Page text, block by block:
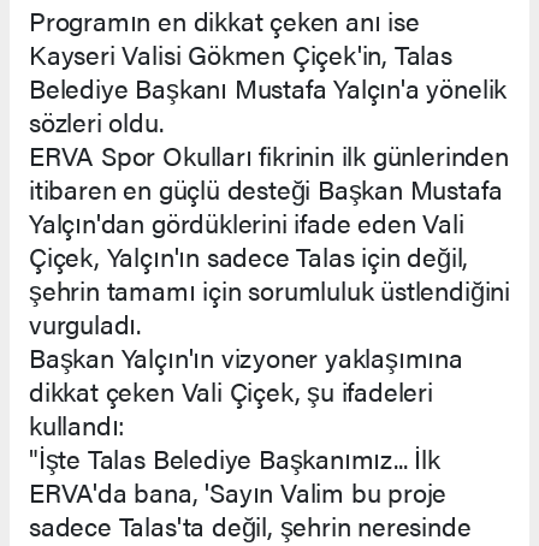
Programın en dikkat çeken anı ise
Kayseri Valisi Gökmen Çiçek'in, Talas
Belediye Başkanı Mustafa Yalçın'a yönelik
sözleri oldu.
ERVA Spor Okulları fikrinin ilk günlerinden
itibaren en güçlü desteği Başkan Mustafa
Yalçın'dan gördüklerini ifade eden Vali
Çiçek, Yalçın'ın sadece Talas için değil,
şehrin tamamı için sorumluluk üstlendiğini
vurguladı.
Başkan Yalçın'ın vizyoner yaklaşımına
dikkat çeken Vali Çiçek, şu ifadeleri
kullandı:
"İşte Talas Belediye Başkanımız... İlk
ERVA'da bana, 'Sayın Valim bu proje
sadece Talas'ta değil, şehrin neresinde